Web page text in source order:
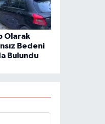
Olarak
Bedeni
Bulundu